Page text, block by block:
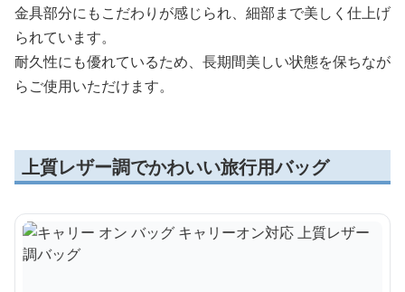
金具部分にもこだわりが感じられ、細部まで美しく仕上げ
られています。
耐久性にも優れているため、長期間美しい状態を保ちなが
らご使用いただけます。
上質レザー調でかわいい旅行用バッグ